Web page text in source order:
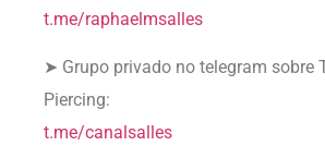
t.me/raphaelmsalles
➤ Grupo privado no telegram sobre
Piercing:
t.me/canalsalles